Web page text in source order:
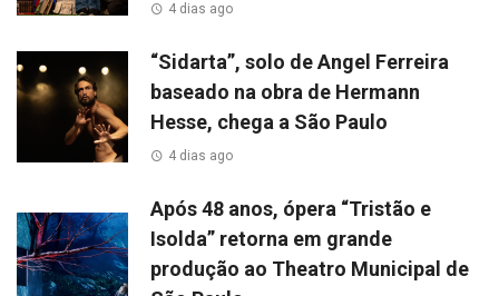
4 dias ago
“Sidarta”, solo de Angel Ferreira
baseado na obra de Hermann
Hesse, chega a São Paulo
4 dias ago
Após 48 anos, ópera “Tristão e
Isolda” retorna em grande
produção ao Theatro Municipal de